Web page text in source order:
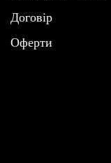
Договір
Oферти